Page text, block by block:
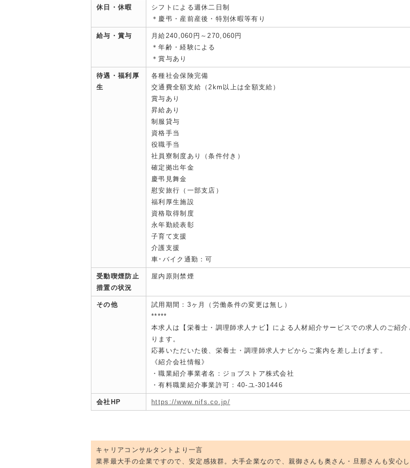
休日・休暇
シフトによる週休二日制
＊慶弔・産前産後・特別休暇等有り
給与・賞与
月給240,060円～270,060円
＊年齢・経験による
＊賞与あり
待遇・福利厚
生
各種社会保険完備
交通費全額支給（2km以上は全額支給）
賞与あり
昇給あり
制服貸与
資格手当
役職手当
社員寮制度あり（条件付き）
確定拠出年金
慶弔見舞金
慰安旅行（一部支店）
福利厚生施設
資格取得制度
永年勤続表彰
子育て支援
介護支援
車･バイク通勤：可
受動喫煙防止
措置の状況
屋内原則禁煙
その他
試用期間：3ヶ月（労働条件の変更は無し）
*****
本求人は【栄養士・調理師求人ナビ】による人材紹介サービスでの求人のご紹介
ります。
応募いただいた後、栄養士・調理師求人ナビからご案内を差し上げます。
《紹介会社情報》
・職業紹介事業者名：ジョブストア株式会社
・有料職業紹介事業許可：40-ユ-301446
会社HP https://www.nifs.co.jp/
キャリアコンサルタントより一言
業界最大手の企業ですので、安定感抜群。大手企業なので、親御さんも奥さん・旦那さんも安心